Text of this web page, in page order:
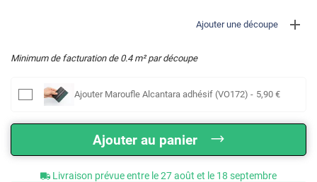
Ajouter une découpe
Minimum de facturation de 0.4m² par découpe
Ajouter Maroufle Alcantara adhésif (VO172) - 5,90 €
Ajouter au panier
Livraison prévue entre le 27 août et le 18 septembre